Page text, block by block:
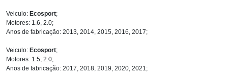
Veiculo: Ecosport;
Motores: 1.6, 2.0;
Anos de fabricação: 2013, 2014, 2015, 2016, 2017;
Veiculo: Ecosport;
Motores: 1.5, 2.0;
Anos de fabricação: 2017, 2018, 2019, 2020, 2021;